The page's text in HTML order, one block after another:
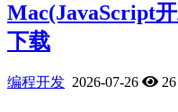
Mac(JavaScript
下载
编程开发 2026-07-26 26